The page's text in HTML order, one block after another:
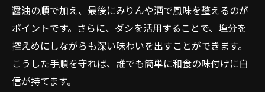
醤油の順で加え、最後にみりんや酒で風味を整えるのが
ポイントです。さらに、ダシを活用することで、塩分を
控えめにしながらも深い味わいを出すことができます。
こうした手順を守れば、誰でも簡単に和食の味付けに自
信が持てます。